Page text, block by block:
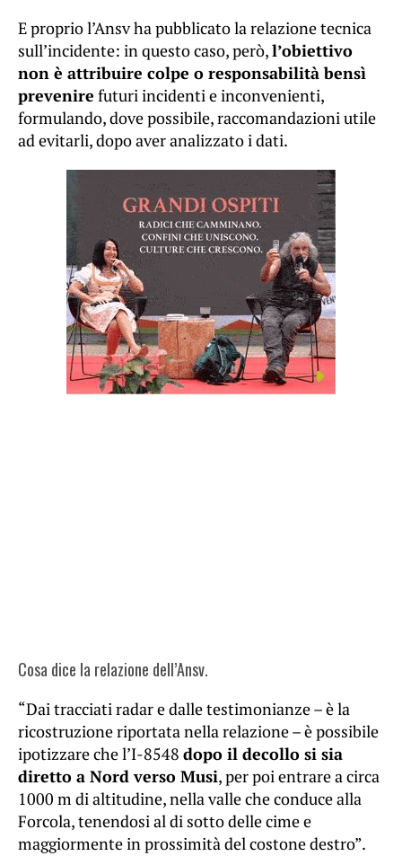
E proprio l’Ansv ha pubblicato la relazione tecnica
sull’incidente: in questo caso, però,l’obiettivo
non è attribuire colpe o responsabilità bensì
prevenire futuri incidenti e inconvenienti,
formulando, dove possibile, raccomandazioni utile
ad evitarli, dopo aver analizzato i dati.
Cosa dice la relazione dell’Ansv.
“Dai tracciati radar e dalle testimonianze – è la
ricostruzione riportata nella relazione – è possibile
ipotizzare che l’I-8548 dopo il decollo si sia
diretto a Nord verso Musi, per poi entrare a circa
1000 m di altitudine, nella valle che conduce alla
Forcola, tenendosi al di sotto delle cime e
maggiormente in prossimità del costone destro”.